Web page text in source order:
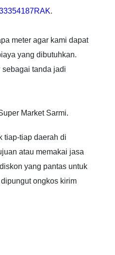
.
meter agar kami dapat
yang dibutuhkan.
tanda jadi
Market Sarmi.
tiap-tiap daerah di
atau memakai jasa
yang pantas untuk
ongkos kirim